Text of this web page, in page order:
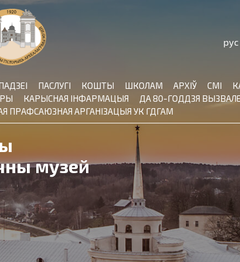
рус
ПАСЛУГІ КОШТЫ ШКОЛАМ АРХІЎ СМІ
КАРЫСНАЯ ІНФАРМАЦЫЯ
ДА 80-ГОДДЗЯ
ПРАФСАЮЗНАЯ АРГАНІЗАЦЫЯ УК ГДГАМ
музей